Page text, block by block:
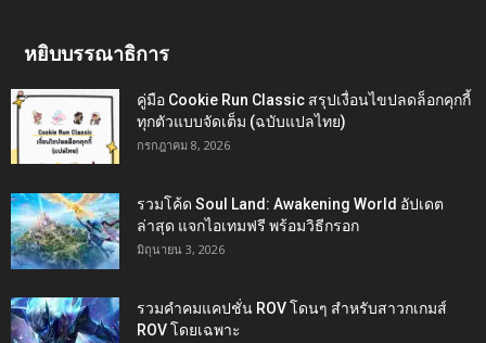
หยิบบรรณาธิการ
คู่มือ Cookie Run Classic สรุปเงื่อนไขปลดล็อกคุกกี้
ทุกตัวแบบจัดเต็ม (ฉบับแปลไทย)
กรกฎาคม 8, 2026
รวมโค้ด Soul Land: Awakening World อัปเดต
ล่าสุด แจกไอเทมฟรี พร้อมวิธีกรอก
มิถุนายน 3, 2026
รวมคำคมแคปชั่น ROV โดนๆ สำหรับสาวกเกมส์
ROV โดยเฉพาะ